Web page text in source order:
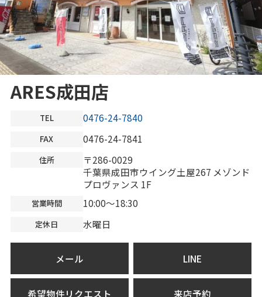
ARES成田店
TEL 0476-24-7840
FAX 0476-24-7841
住所
〒286-0029
千葉県成田市ウイング土屋267 メゾンド
プロヴァンス 1F
営業時間 10:00～18:30
定休日 水曜日
メール LINE
希望物件リクエスト 来店予約